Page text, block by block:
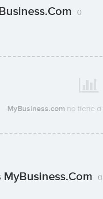
0
MyBusiness.com no tiene a
MyBusiness.com 0